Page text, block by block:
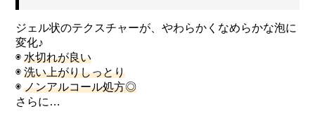
ジェル状のテクスチャーが、やわらかくなめらかな泡に
変化♪
◉水切れが良い
◉洗い上がりしっとり
◉ノンアルコール処方◎
さらに…